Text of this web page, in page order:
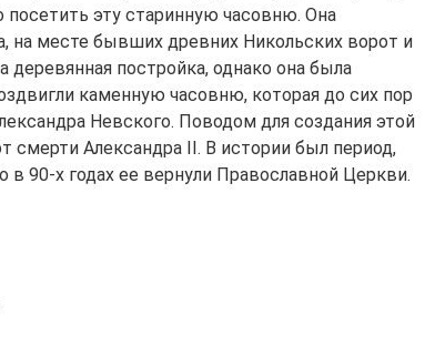
эту старинную часовню. Она
на месте бывших древних Никольских ворот и
деревянная постройка, однако она была
каменную часовню, которая до сих пор
Невского. Поводом для создания этой
смерти Александра II. В истории был период,
в 90-х годах ее вернули Православной Церкви.